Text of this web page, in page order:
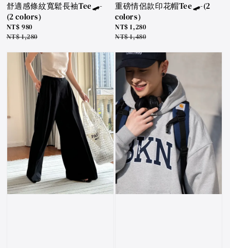
舒適感條紋寬鬆長袖Tee🛹-
(2 colors)
Sale
price
NT$ 980
Regular
NT$ 1,280
重磅情侶款印花帽Tee🛹-(2
colors)
Sale
price
NT$ 1,280
Regular
NT$ 1,480